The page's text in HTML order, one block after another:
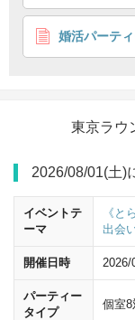
JR東京駅の八重洲中
婚活パーテ
東京ラウ
2026/08/01(土)
イベントテ
ーマ
《と
出会
開催日時 2026/
パーティー
タイプ
個室8